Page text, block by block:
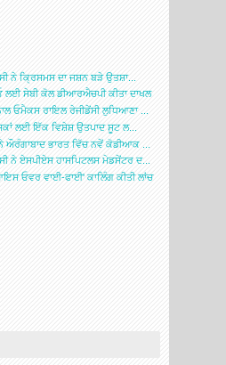
ਨੇ ਕ੍ਰਿਸਮਸ ਦਾ ਜਸ਼ਨ ਬੜੇ ਉਤਸ਼ਾ...
ਸੇਬੀ ਕੋਲ ਡੀਆਰਐਚਪੀ ਕੀਤਾ ਦਾਖਲ
ਓਮੈਕਸ ਰਾਇਲ ਰੇਜੀਡੇਂਸੀ ਲੁਧਿਆਣਾ ...
ਲਈ ਇੱਕ ਵਿਸ਼ੇਸ਼ ਉਤਪਾਦ ਸੂਟ ਲ...
ਭਾਰਤ ਵਿੱਚ ਨਵੇਂ ਕੋਡੀਆਕ ...
ਨੇ ਏਸਪੀਏਸ ਹਾਸਪਿਟਲਸ ਮੇਡਸੇਂਟਰ ਦ...
ਓਵਰ ਵਾਈ-ਫਾਈ' ਕਾਲਿੰਗ ਕੀਤੀ ਲਾਂਚ